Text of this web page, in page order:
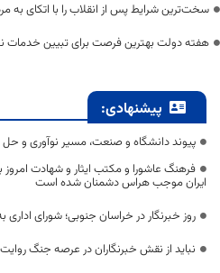
سخت‌ترین شرایط پس از انقلاب را با اتکای
هفته دولت بهترین فرصت برای تبیین خدمات
پیشنهادی:
پیوند دانشگاه و صنعت، مسیر نوآوری و
فرهنگ عاشورا و مکتب ایثار و شهادت
ایران موجب هراس دشمنان شده است
روز خبرنگار در خراسان جنوبی؛ شورای اداری
نباید از نقش خبرنگاران در عرصه جنگ